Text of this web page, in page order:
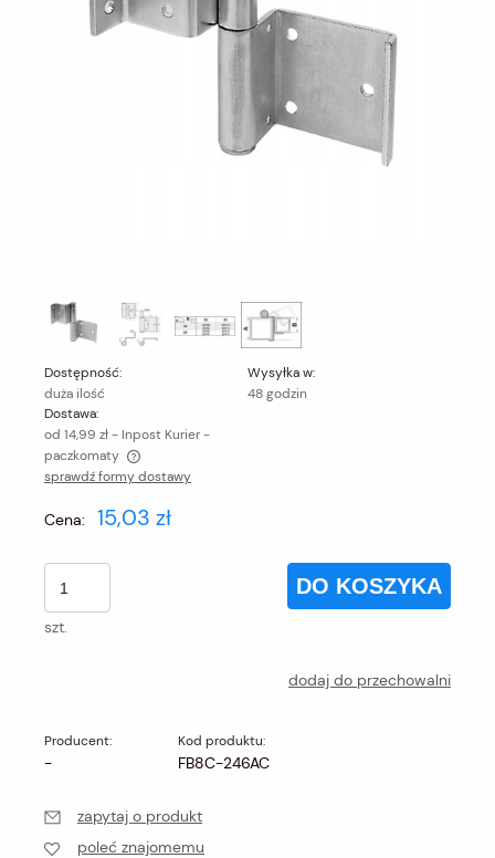
Dostępność:
duża ilość
Wysyłka w:
48 godzin
Dostawa:
od 14,99 zł- Inpost Kurier -
paczkomaty
Cena nie zawiera ewentualnych kosztów płatności
sprawdź formy dostawy
Cena: 15,03 zł
szt.
DO KOSZYKA
dodaj do przechowalni
Producent:
-
Kod produktu:
FB8C-246AC
zapytaj o produkt
poleć znajomemu